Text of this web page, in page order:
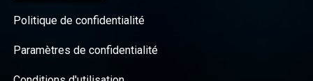
Politique de confidentialité
Paramètres de confidentialité